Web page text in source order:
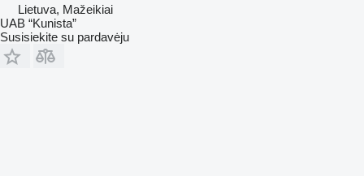
Lietuva, Mažeikiai
UAB “Kunista”
Susisiekite su pardavėju